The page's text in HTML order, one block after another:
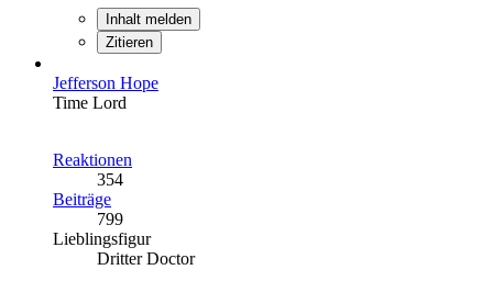
Inhalt melden
Zitieren
Jefferson Hope
Time Lord
Reaktionen
354
Beiträge
799
Lieblingsfigur
Dritter Doctor